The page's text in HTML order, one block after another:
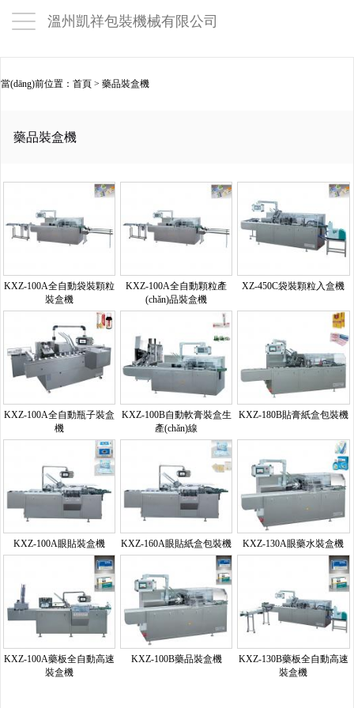
溫州凱祥包裝機械有限公司
當(dāng)前位置： 首頁 > 藥品裝盒機
藥品裝盒機
KXZ-100A全自動袋裝顆粒
裝盒機
KXZ-100A全自動顆粒產
(chǎn)品裝盒機
XZ-450C袋裝顆粒入盒機
KXZ-100A全自動瓶子裝盒
機
KXZ-100B自動軟膏裝盒生
產(chǎn)線
KXZ-180B貼膏紙盒包裝機
KXZ-100A眼貼裝盒機 KXZ-160A眼貼紙盒包裝機 KXZ-130A眼藥水裝盒機
KXZ-100A藥板全自動高速
裝盒機
KXZ-100B藥品裝盒機
KXZ-130B藥板全自動高速
裝盒機